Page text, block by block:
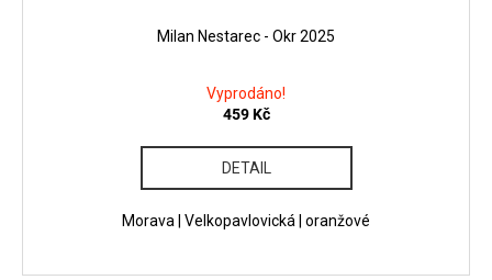
Milan Nestarec - Okr 2025
Vyprodáno!
459 Kč
DETAIL
Morava | Velkopavlovická | oranžové